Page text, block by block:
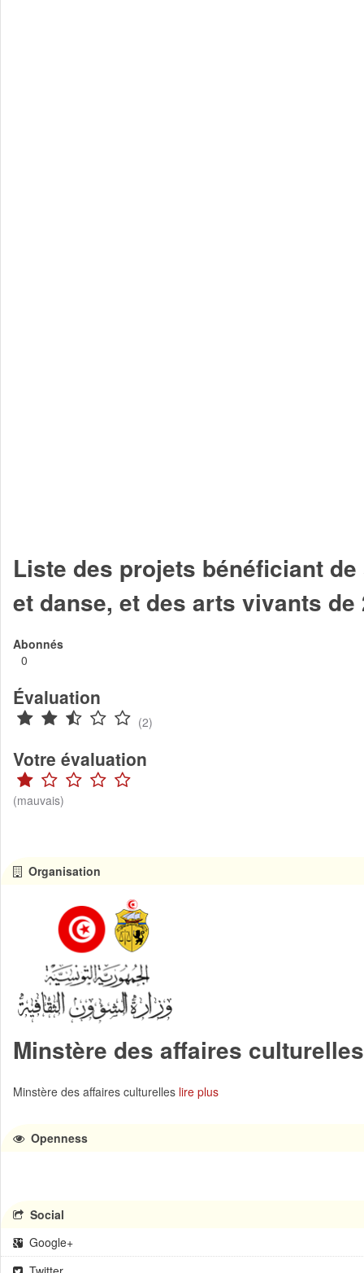
Liste des projets bénéficiant
et danse, et des arts vivants de
Abonnés
0
Évaluation
(2)
Votre évaluation
(mauvais)
Organisation
Minstère des affaires culturelles
Minstère des affaires culturelles lire plus
Openness
Social
Google+